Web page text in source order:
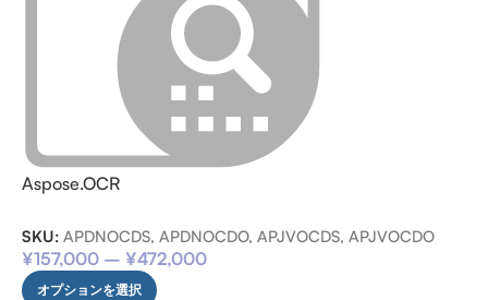
Aspose.OCR
SKU: APDNOCDS, APDNOCDO, APJVOCDS, APJVOCDO
¥157,000 – ¥472,000
オプションを選択